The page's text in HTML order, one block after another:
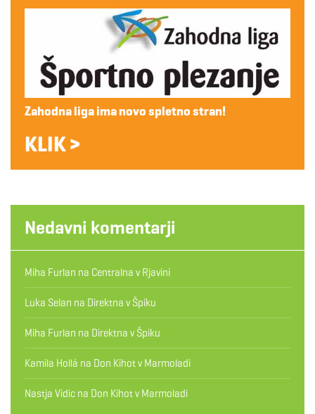
Zahodna liga ima novo spletno stran!
KLIK >
Nedavni komentarji
Miha Furlan na Centralna v Rjavini
Luka Selan na Direktna v Špiku
Miha Furlan na Direktna v Špiku
Kamila Hollá na Don Kihot v Marmoladi
Nastja Vidic na Don Kihot v Marmoladi